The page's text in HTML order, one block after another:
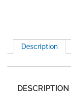
Description
DESCRIPTION